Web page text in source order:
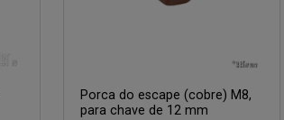
Porca do escape (cobre) M8,
para chave de 12 mm